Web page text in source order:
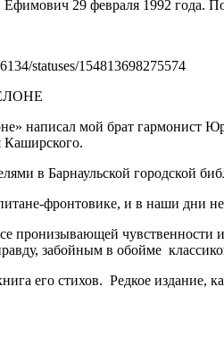
statuses/154813698275574
написал мой брат гармонист
Каширского.
в Барнаульской городской
фронтовике, и в наши дни
пронизывающей
забойным в обойме
его стихов. Редкое